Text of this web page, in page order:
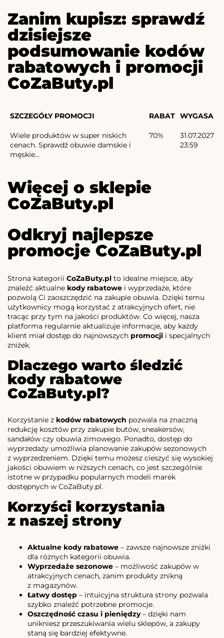
Zanim kupisz: sprawdź
dzisiejsze
podsumowanie kodów
rabatowych i promocji
CoZaButy.pl
SZCZEGÓŁY PROMOCJI RABAT WYGASA
Wiele produktów w super niskich
cenach. Sprawdź obuwie damskie i
męskie...
70%
31.07.2027
23:59
Więcej o sklepie
CoZaButy.pl
Odkryj najlepsze
promocje CoZaButy.pl
Strona kategorii CoZaButy.pl to idealne miejsce, aby
znaleźć aktualne kody rabatowe i wyprzedaże, które
pozwolą Ci zaoszczędzić na zakupie obuwia. Dzięki temu
użytkownicy mogą korzystać z atrakcyjnych ofert, nie
tracąc przy tym na jakości produktów. Co więcej, nasza
platforma regularnie aktualizuje informacje, aby każdy
klient miał dostęp do najnowszych promocji i specjalnych
zniżek.
Dlaczego warto śledzić
kody rabatowe
CoZaButy.pl?
Korzystanie z kodów rabatowych pozwala na znaczną
redukcję kosztów przy zakupie butów, sneakersów,
sandałów czy obuwia zimowego. Ponadto, dostęp do
wyprzedaży umożliwia planowanie zakupów sezonowych
z wyprzedzeniem. Dzięki temu możesz cieszyć się wysokiej
jakości obuwiem w niższych cenach, co jest szczególnie
istotne w przypadku popularnych modeli marek
dostępnych w CoZaButy.pl.
Korzyści korzystania
z naszej strony
Aktualne kody rabatowe – zawsze najnowsze zniżki
dla różnych kategorii obuwia.
Wyprzedaże sezonowe – możliwość zakupów w
atrakcyjnych cenach, zanim produkty znikną
z magazynów.
Łatwy dostęp – intuicyjna struktura strony pozwala
szybko znaleźć potrzebne promocje.
Oszczędność czasu i pieniędzy– dzięki nam
unikniesz przeszukiwania wielu sklepów, a zakupy
staną się bardziej efektywne.